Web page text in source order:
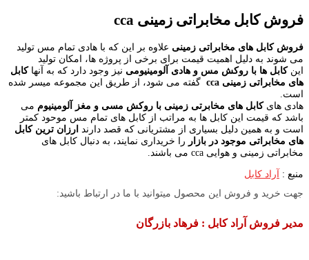
فروش کابل مخابراتی زمینی cca
فروش کابل های مخابراتی زمینی علاوه بر این که با هادی تمام مس تولید
می شوند به دلیل اهمیت قیمت برای برخی از پروژه ها، امکان تولید
این کابل ها با روکش مس و هادی آلومینیومی نیز وجود دارد که به آنهاکابل
های مخابراتی زمینی cca
گفته می شود، از طریق این مجموعه میسر شده
است.
هادی هایکابل های مخابرتی زمینی با روکش مسی و مغز آلومینیوم می
باشد که قیمت این کابل ها به مراتب از کابل های تمام مس موحود کمتر
است و به همین دلیل بسیاری از مشتریانی که قصد دارند
ارزان ترین کابل
های مخابراتی موجود در بازار را خریداری نمایند، به دنبال کابل های
مخابراتی زمینی و هوایی cca می باشند.
منبع : آراد کابل
جهت خرید و فروش این محصول میتوانید با ما در ارتباط باشید:
مدیر فروش آراد کابل : فرهاد بازرگان